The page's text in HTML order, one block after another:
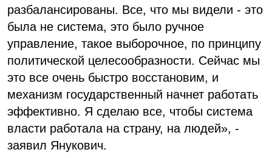
разбалансированы. Все, что мы видели - это
была не система, это было ручное
управление, такое выборочное, по принципу
политической целесообразности. Сейчас мы
это все очень быстро восстановим, и
механизм государственный начнет работать
эффективно. Я сделаю все, чтобы система
власти работала на страну, на людей», -
заявил Янукович.